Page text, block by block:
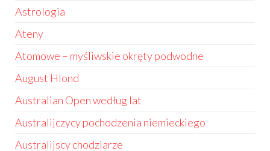
Astrologia
Ateny
Atomowe – myśliwskie okręty podwodne
August Hlond
Australian Open według lat
Australijczycy pochodzenia niemieckiego
Australijscy chodziarze